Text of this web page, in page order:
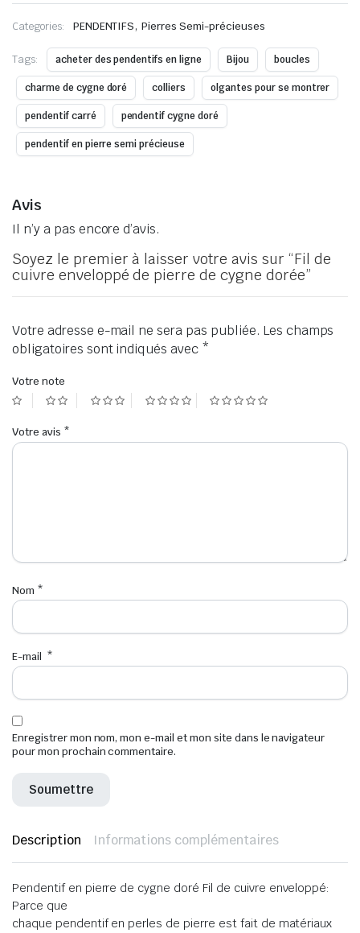
pierre
de
cygne
dorée
Categories: PENDENTIFS,Pierres Semi-précieuses
Tags: acheter des pendentifs en ligne Bijou boucles
charme de cygne doré colliers olgantes pour se montrer
pendentif carré pendentif cygne doré
pendentif en pierre semi précieuse
Avis
Il n’y a pas encore d’avis.
Soyez le premier à laisser votre avis sur “Fil de
cuivre enveloppé de pierre de cygne dorée”
Votre adresse e-mail ne sera pas publiée. Les champs
obligatoires sont indiqués avec *
Votre note
Votre avis *
Nom *
E-mail *
Enregistrer mon nom, mon e-mail et mon site dans le navigateur
pour mon prochain commentaire.
Description Informations complémentaires
Pendentif en pierre de cygne doré Fil de cuivre enveloppé:
Parce que
chaque pendentif en perles de pierre est fait de matériaux